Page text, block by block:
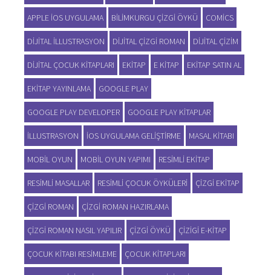
APPLE IOS UYGULAMA BILIMKURGU ÇIZGI ÖYKÜ COMICS
DIJITAL ILLUSTRASYON DIJITAL ÇIZGI ROMAN DIJITAL ÇIZIM
DIJITAL ÇOCUK KITAPLARI EKITAP E KITAP EKITAP SATIN AL
EKITAP YAYINLAMA GOOGLE PLAY
GOOGLE PLAY DEVELOPER GOOGLE PLAY KITAPLAR
ILLUSTRASYON IOS UYGULAMA GELIŞTIRME MASAL KITABI
MOBIL OYUN MOBIL OYUN YAPIMI RESIMLI EKITAP
RESIMLI MASALLAR RESIMLI ÇOCUK ÖYKÜLERI ÇIZGI EKITAP
ÇIZGI ROMAN ÇIZGI ROMAN HAZIRLAMA
ÇIZGI ROMAN NASIL YAPILIR ÇIZGI ÖYKÜ ÇIZIGI E-KITAP
ÇOCUK KITABI RESIMLEME ÇOCUK KITAPLARI